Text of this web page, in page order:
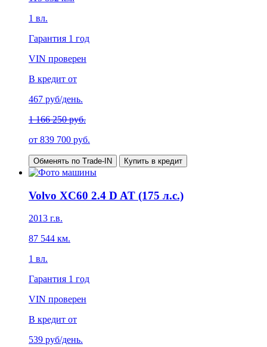
1 вл.
Гарантия 1 год
VIN проверен
В кредит от
467 руб/день.
1 166 250 руб.
от 839 700 руб.
Обменять по Trade-IN Купить в кредит
Volvo XC60 2.4 D AT (175 л.с.)
2013 г.в.
87 544 км.
1 вл.
Гарантия 1 год
VIN проверен
В кредит от
539 руб/день.